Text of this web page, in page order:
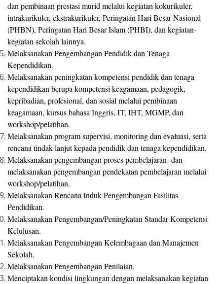
dan pembinaan prestasi murid melalui kegiatan kokurikuler,
intrakurikuler, ekstrakurikuler, Peringatan Hari Besar Nasional
(PHBN), Peringatan Hari Besar Islam (PHBI), dan kegiatan-
kegiatan sekolah lainnya.
Melaksanakan Pengembangan Pendidik dan Tenaga
Kependidikan.
Melaksanakan peningkatan kompetensi pendidik dan tenaga
kependidikan berupa kompetensi keagamaan, pedagogik,
kepribadian, profesional, dan sosial melalui pembinaan
keagamaan, kursus bahasa Inggris, IT, IHT, MGMP, dan
workshop/pelatihan.
Melaksanakan program supervisi, monitoring dan evaluasi, serta
rencana tindak lanjut kepada pendidik dan tenaga kependidikan.
Melaksanakan pengembangan proses pembelajaran dan
melaksanakan pengembangan pendekatan pembelajaran melalui
workshop/pelatihan.
Melaksanakan Rencana Induk Pengembangan Fasilitas
Pendidikan.
Melaksanakan Pengembangan/Peningkatan Standar Kompetensi
Kelulusan.
Melaksanakan Pengembangan Kelembagaan dan Manajemen
Sekolah.
Melaksanakan Pengembangan Penilaian.
Menciptakan kondisi lingkungan dengan melaksanakan kegiatan